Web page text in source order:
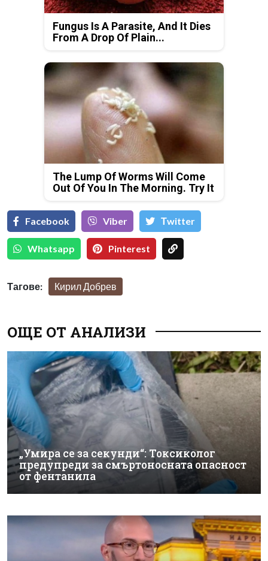
Fungus Is A Parasite, And It Dies
From A Drop Of Plain...
The Lump Of Worms Will Come
Out Of You In The Morning. Try It
Facebook Viber Тwitter
Whatsapp Pinterest
Тагове: Кирил Добрев
ОЩЕ ОТ АНАЛИЗИ
„Умира се за секунди“: Токсиколог
предупреди за смъртоносната опасност
от фентанила